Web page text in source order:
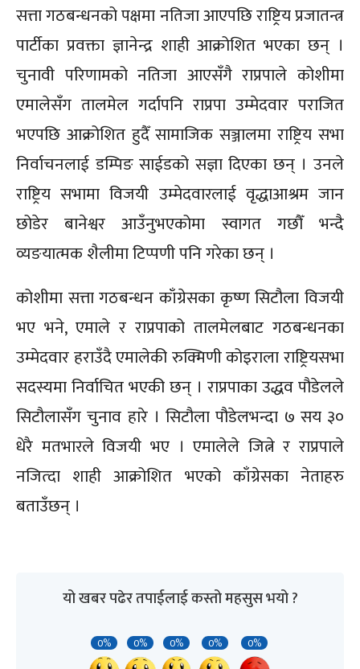
सत्ता गठबन्धनको पक्षमा नतिजा आएपछि राष्ट्रिय प्रजातन्त्र
पार्टीका प्रवक्ता ज्ञानेन्द्र शाही आक्रोशित भएका छन् ।
चुनावी परिणामको नतिजा आएसँगै राप्रपाले कोशीमा
एमालेसँग तालमेल गर्दापनि राप्रपा उम्मेदवार पराजित
भएपछि आक्रोशित हुदैँ सामाजिक सञ्जालमा राष्ट्रिय सभा
निर्वाचनलाई डम्पिङ साईडको सज्ञा दिएका छन् । उनले
राष्ट्रिय सभामा विजयी उम्मेदवारलाई वृद्धाआश्रम जान
छोडेर बानेश्वर आउँनुभएकोमा स्वागत गछौँ भन्दै
व्यङयात्मक शैलीमा टिप्पणी पनि गरेका छन् ।
कोशीमा सत्ता गठबन्धन काँग्रेसका कृष्ण सिटौला विजयी
भए भने, एमाले र राप्रपाको तालमेलबाट गठबन्धनका
उम्मेदवार हराउँदै एमालेकी रुक्मिणी कोइराला राष्ट्रियसभा
सदस्यमा निर्वाचित भएकी छन् । राप्रपाका उद्धव पौडेलले
सिटौलासँग चुनाव हारे । सिटौला पौडेलभन्दा ७ सय ३०
धेरै मतभारले विजयी भए । एमालेले जित्ने र राप्रपाले
नजित्दा शाही आक्रोशित भएको काँग्रेसका नेताहरु
बताउँछन् ।
यो खबर पढेर तपाईलाई कस्तो महसुस भयो ?
0% 0% 0% 0% 0%